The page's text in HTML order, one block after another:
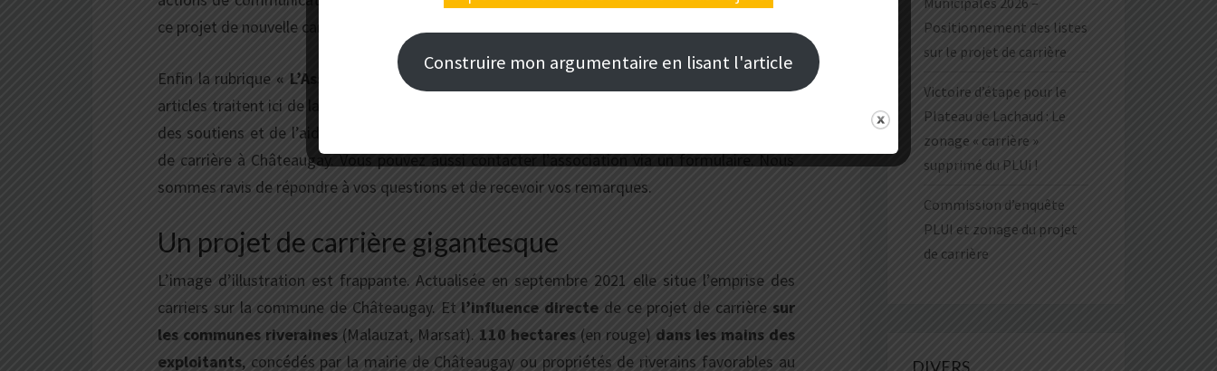
ce projet de nouvelle carrière à Châteaugay.
Enfin la rubrique « L’Association » permet de faire le point sur l’association elle-même. Les
articles traitent ici de la présentation du bureau, des informations sur nos réunions publiques,
des soutiens et de l’aide que nous pouvons recevoir dans ce projet du lutte contre ce projet
de carrière à Châteaugay. Vous pouvez aussi contacter l’association via un formulaire. Nous
sommes ravis de répondre à vos questions et de recevoir vos remarques.
Un projet de carrière gigantesque
L’image d’illustration est frappante. Actualisée en septembre 2021 elle situe l’emprise des
carriers sur la commune de Châteaugay. Et l’influence directe de ce projet de carrière sur
les communes riveraines(Malauzat, Marsat). 110 hectares(en rouge) dans les mains des
exploitants, concédés par la mairie de Châteaugay ou propriétés de riverains favorables au
Positionnement des listes
sur le projet de carrière
Victoire d’étape pour le
Plateau de Lachaud : Le
zonage « carrière »
supprimé du PLUi !
Commission d’enquête
PLUI et zonage du projet
de carrière
DIVERS
Construire mon argumentaire en lisant l'article